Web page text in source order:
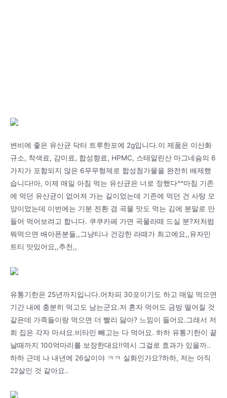
변비에 좋은 유산균 닥터 트루한포에 2g입니다.이 제품은 이산화
규소, 착색료, 감미료, 합성향료, HPMC, 스테알린산 마그네슘의 6
가지가 포함되지 않은 6무무형제로 합성첨가물을 완전히 배제했
습니다!아, 이제 매일 아침 먹는 유산균은 너로 정했다^^마침 기존
에 먹던 유산균이 없어져 가는 길이었는데 기존에 먹던 건 사탕 모
양이었는데 이번에는 기분 전환 겸 곡물 맛도 먹는 김에 분말로 만
들어 먹어보려고 합니다. 쿠쿠카페 가면 곡물라떼 드실 분?저처럼
뭐먹으면 배아픈분들,,그냥티나 건강한 라떼가 최고에요,,유자민
트티 맛있어요,,추천,,
유통기한은 25년까지입니다.어차피 30포이기도 하고 매일 먹으면
기간 내에 충분히 먹고도 남는군요.저 혼자 먹어도 금방 떨어질 것
같은데 가족들이랑 먹으면 더 빨리 닳아? 느낌이 들어요.그래서 저
희 집은 각자 마셔요.비타민 빼고는 다 먹어요. 하하 유통기한이 끝
날때까지 100억마리를 보장한대요!!역시 그걸로 효과가 있을까..
하하 근데 나 내년에 26살이야 ㅋㅋ 실화인가요?하하, 저는 아직
22살인 것 같아요..